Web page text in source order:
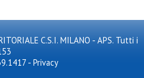
C.S.I. MILANO - APS. Tutti i
- Privacy